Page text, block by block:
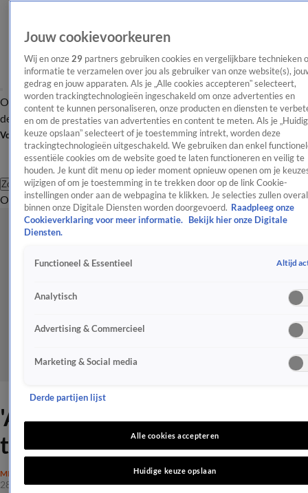
OverzichtAfleveringen Entertainment TV Algemeen
Tip
de redactieNieuwsbrief
Volg Shownieuws
Zoeken
OverzichtEntertainmentSpraakmakendRealityCrimeVideo's
'Anouk toch coach bij
terugkeer The Voice'
MISDAAD
28 mrt 2022, 19:13
Jouw cookievoorkeuren
Wij en onze 29 partners gebruiken cookies en vergelijkbare technieken
informatie te verzamelen over jou als gebruiker van onze website(s),
gedrag en jouw apparaten. Als je „Alle cookies accepteren” selecteert,
worden trackingtechnologieën ingeschakeld om onze advertenties en
content te kunnen personaliseren, onze producten en diensten te
en om de prestaties van advertenties en content te meten. Als je
keuze opslaan” selecteert of je toestemming intrekt, worden deze
trackingtechnologieën uitgeschakeld. We gebruiken dan enkel
essentiële cookies om de website goed te laten functioneren en veilig te
houden. Je kunt dit menu op ieder moment opnieuw openen om je
wijzigen of om je toestemming in te trekken door op de link Cookie-
instellingen onder aan de webpagina te klikken. Je selecties zullen overal
binnen onze Digitale Diensten worden doorgevoerd. Raadpleeg onze
Cookieverklaring voor meer informatie.
Bekijk hier onze Digitale
Diensten.
Functioneel & Essentieel Altijd
Analytisch
Advertising & Commercieel
Marketing & Social media
Derde partijen lijst
Alle cookies accepteren
Huidige keuze opslaan